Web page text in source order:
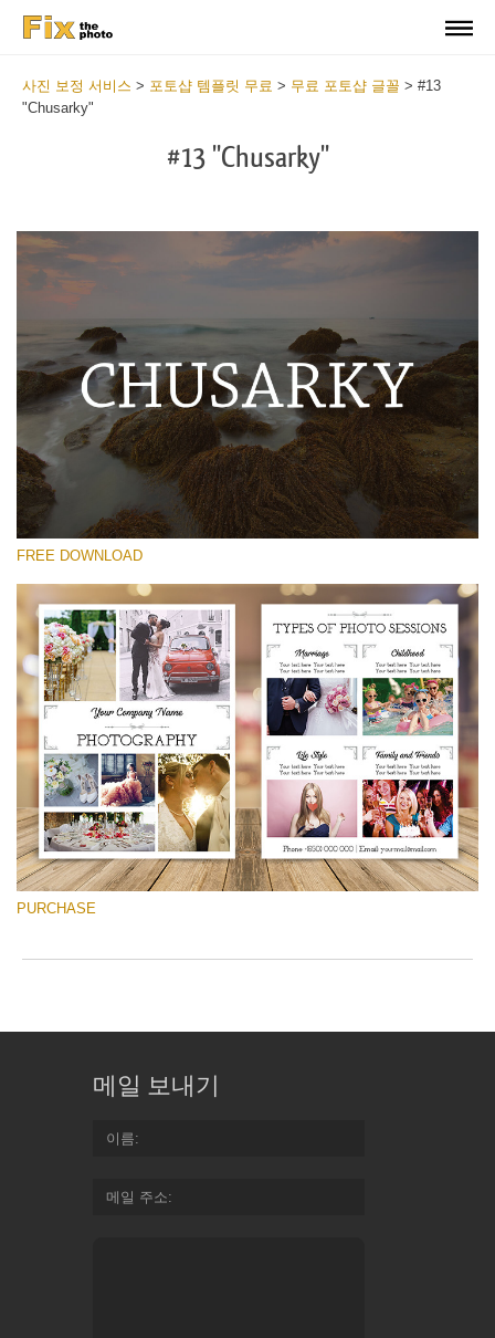
사진 보정 서비스 > 포토샵 템플릿 무료 > 무료 포토샵 글꼴 > #13
"Chusarky"
#13 "Chusarky"
선택 해주세요
Free Font #13
Photography Flyer Template
무료 다운로드
FREE DOWNLOAD
PURCHASE
메일 보내기
이름
메일 주소